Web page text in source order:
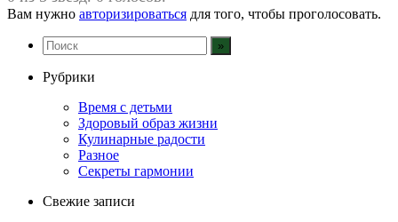
Вам нужно авторизироваться для того, чтобы проголосовать.
Рубрики
Время с детьми
Здоровый образ жизни
Кулинарные радости
Разное
Секреты гармонии
Свежие записи